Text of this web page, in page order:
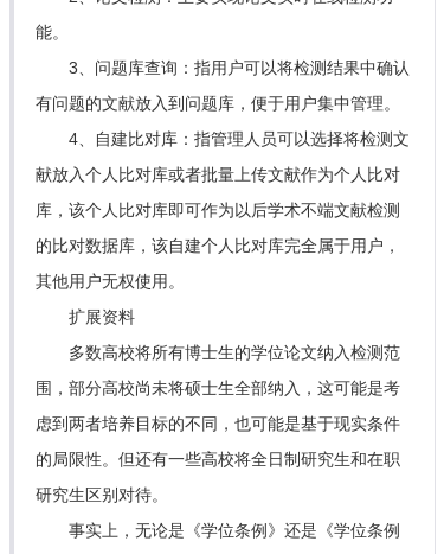
能。
3、问题库查询：指用户可以将检测结果中确认
有问题的文献放入到问题库，便于用户集中管理。
4、自建比对库：指管理人员可以选择将检测文
献放入个人比对库或者批量上传文献作为个人比对
库，该个人比对库即可作为以后学术不端文献检测
的比对数据库，该自建个人比对库完全属于用户，
其他用户无权使用。
扩展资料
多数高校将所有博士生的学位论文纳入检测范
围，部分高校尚未将硕士生全部纳入，这可能是考
虑到两者培养目标的不同，也可能是基于现实条件
的局限性。但还有一些高校将全日制研究生和在职
研究生区别对待。
事实上，无论是《学位条例》还是《学位条例